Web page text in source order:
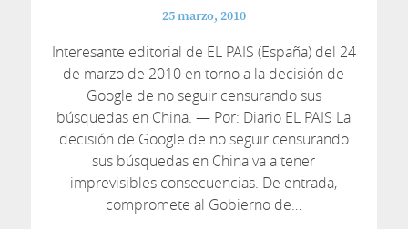
25 marzo, 2010
Interesante editorial de EL PAIS (España) del 24
de marzo de 2010 en torno a la decisión de
Google de no seguir censurando sus
búsquedas en China. — Por: Diario EL PAIS La
decisión de Google de no seguir censurando
sus búsquedas en China va a tener
imprevisibles consecuencias. De entrada,
compromete al Gobierno de…